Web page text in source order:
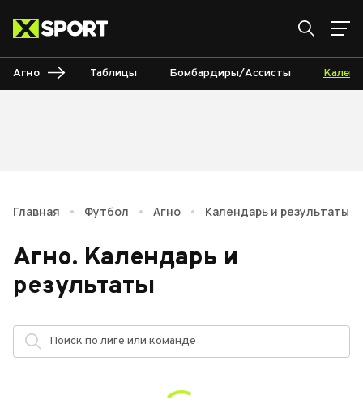
Агно Таблицы Бомбардиры/Ассисты
Главная • Футбол • Агно • Календарь и результаты
Агно. Календарь и
результаты